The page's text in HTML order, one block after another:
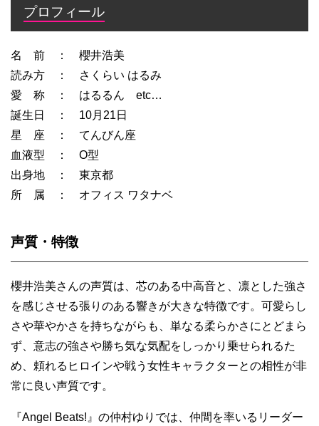
プロフィール
名 前 ： 櫻井浩美
読み方 ： さくらい はるみ
愛 称 ： はるるん etc…
誕生日 ： 10月21日
星 座 ： てんびん座
血液型 ： O型
出身地 ： 東京都
所 属 ： オフィス ワタナベ
声質・特徴
櫻井浩美さんの声質は、芯のある中高音と、凛とした強さ
を感じさせる張りのある響きが大きな特徴です。可愛らし
さや華やかさを持ちながらも、単なる柔らかさにとどまら
ず、意志の強さや勝ち気な気配をしっかり乗せられるた
め、頼れるヒロインや戦う女性キャラクターとの相性が非
常に良い声質です。
『Angel Beats!』の仲村ゆりでは、仲間を率いるリーダー